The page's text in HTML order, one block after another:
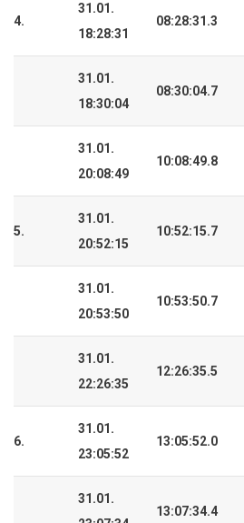
4.
31.01.
18:28:31
08:28:31.3
31.01.
18:30:04
08:30:04.7
31.01.
20:08:49
10:08:49.8
5.
31.01.
20:52:15
10:52:15.7
31.01.
20:53:50
10:53:50.7
31.01.
22:26:35
12:26:35.5
6.
31.01.
23:05:52
13:05:52.0
31.01.
13:07:34.4